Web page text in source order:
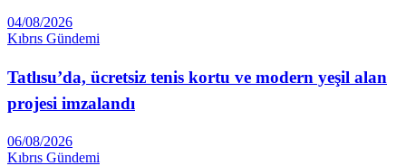
04/08/2026
Kıbrıs Gündemi
Tatlısu’da, ücretsiz tenis kortu ve modern yeşil alan
projesi imzalandı
06/08/2026
Kıbrıs Gündemi